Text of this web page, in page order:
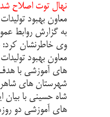
نهال توت اصلاح
معاون بهبود
به گزارش روابط
وی خاطرنشان کرد: در این راستا تعداد ۳ هزار اصله نهال توت اصلاح
معاون بهبود
های آموزشی با هدف
شهرستان های
شاه حسینی با بیان
های آموزشی دو